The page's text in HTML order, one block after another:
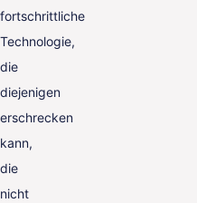
fortschrittliche
Technologie,
die
diejenigen
erschrecken
kann,
die
nicht